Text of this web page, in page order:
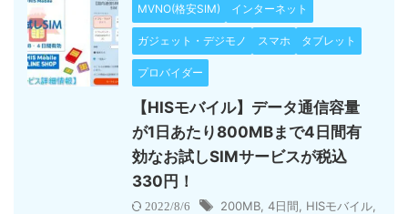
MVNO(格安SIM) インターネット
ガジェット・デジモノ スマホ タブレット
プロバイダー
【HISモバイル】データ通信容量
が1日あたり800MBまで4日間有
効なお試しSIMサービスが税込
330円！
2022/8/6 200MB 4日間 HISモバイル